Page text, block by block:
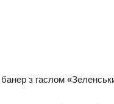
з гаслом